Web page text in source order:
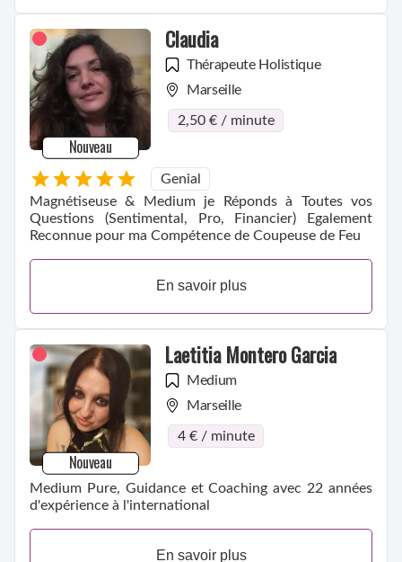
Nouveau
Claudia
Thérapeute Holistique
Marseille
2,50 € / minute
Genial
Magnétiseuse & Medium je Réponds à Toutes vos
Questions (Sentimental, Pro, Financier) Egalement
Reconnue pour ma Compétence de Coupeuse de Feu
En savoir plus
Nouveau
Laetitia Montero Garcia
Medium
Marseille
4 € / minute
Medium Pure, Guidance et Coaching avec 22 années
d'expérience à l'international
En savoir plus